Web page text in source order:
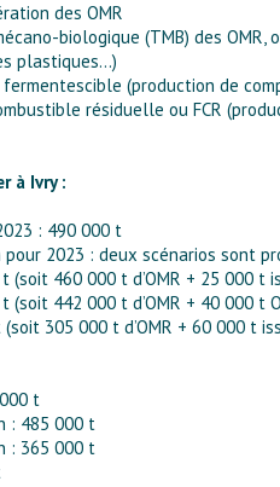
des OMR
biologique (TMB) des
plastiques…)
(production de
résiduelle ou FCR
à Ivry :
: 490 000 t
2023 : deux scénarios sont
(soit 460 000 t d’OMR + 25 000 t
442 000 t d’OMR + 40 000 t
305 000 t d’OMR + 60 000 t
t
: 485 000 t
: 365 000 t